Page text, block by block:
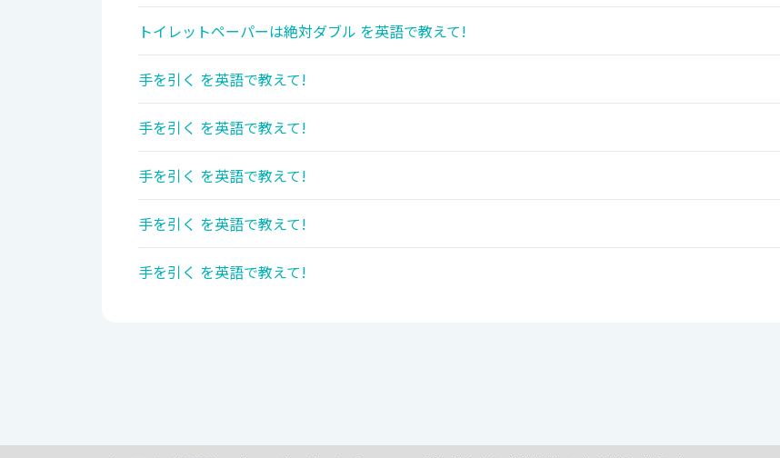
トイレットペーパーは絶対ダブル を英語で教えて!
手を引く を英語で教えて!
手を引く を英語で教えて!
手を引く を英語で教えて!
手を引く を英語で教えて!
手を引く を英語で教えて!